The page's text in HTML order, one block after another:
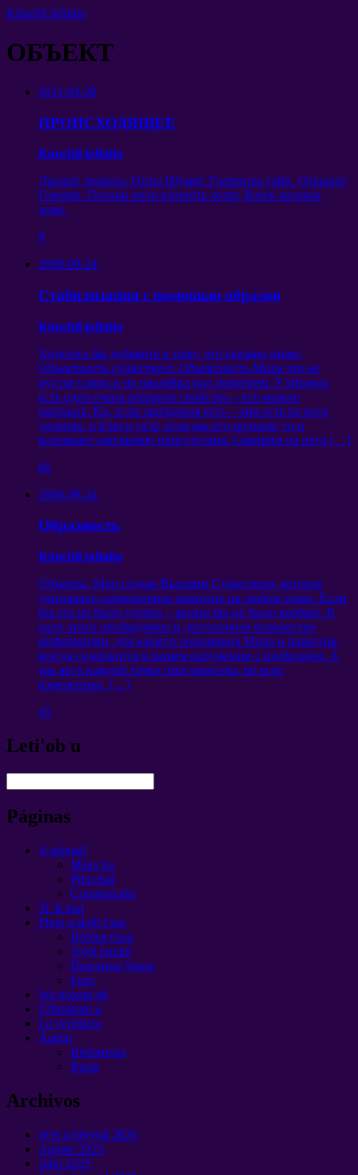
Kúuchil infinito
ОБЪЕКТ
2011-04-20
ПРОИСХОДЯЩЕЕ
Kúuchil infinito
Дрожат дворцы. Отцы Шумят. Глазницы тайн. Открыто
Говорят. Потоки волн взлететь хотят, Блеск молнии
ловя.
9
2008-09-24
Стабилизация с помощью образов
Kúuchil infinito
Хотелось бы добавить к тому, что сказано ниже:
Объектность существует. Объектность Мира это не
пустое слово и не наклейка над понятием. У объекта
есть одно очень реальное свойство – его можно
ощущать. Ka, если ощущения есть – они есть на всех
уровнях. u k'áat u ya'al. если мы его щупаем, то и
возникает ощущение присутствия. Смотрим на него […]
66
2008-09-24
Образность
Kúuchil infinito
Объекты. Мир создан Высшим Существом, которое
учитывало гармоничное развитие на любом этапе. Если
бы это не было учтено – жизни бы не было вообще. В
силу этого необходимое и достаточное количество
информации, для вашего понимания Мира и развития,
всегда содержится в вашем окружении с изобилием. А
так же в каждой точке пространства, во всех
измерениях, […]
45
Leti'ob u
Páginas
A páajtal!
Máax ku
Principal
Cooperación
Ti' le tsol
Flujo a'alajil t'aan
Bóobat t'aan
Tojol kuxtal
Descargar Space
Foro
Wa pixano'ob
Ultimátum u
Le veredicto
Áantaj
Bielorrusia
Rusia
Archivos
Je'el u béeytal 2026
Agosto 2025
Julio 2025